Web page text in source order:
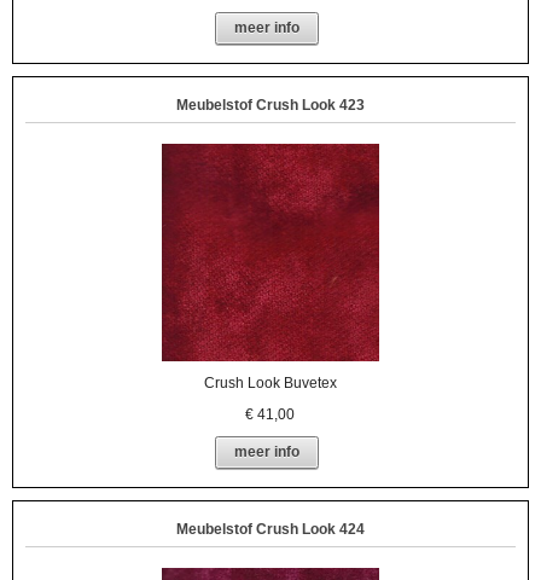
meer info
Meubelstof Crush Look 423
Crush Look Buvetex
€41,00
meer info
Meubelstof Crush Look 424